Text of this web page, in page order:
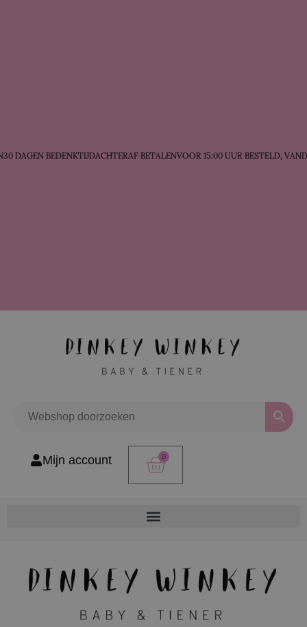
BEDENKTIJDACHTERAF BETALENVOOR 15:00 UUR BESTELD,
Mijn account 0